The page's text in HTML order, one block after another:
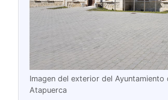
Imagen del exterior del Ayuntamiento
Atapuerca